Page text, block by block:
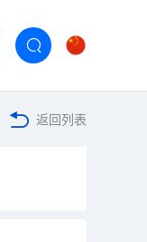
返回列表